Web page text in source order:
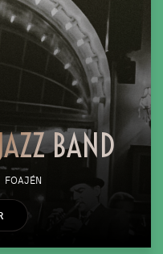
BAND
FOAJÉN